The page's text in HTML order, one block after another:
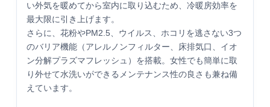
い外気を暖めてから室内に取り込むため、冷暖房効率を
最大限に引き上げます。
さらに、花粉やPM2.5、ウイルス、ホコリを逃さない3つ
のバリア機能（アレルノンフィルター、床排気口、イオ
ン分解プラズマフレッシュ）を搭載。女性でも簡単に取
り外せて水洗いができるメンテナンス性の良さも兼ね備
えています。